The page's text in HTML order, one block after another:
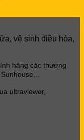
vệ sinh điều hòa,
hãng các thương
ultraviewer,